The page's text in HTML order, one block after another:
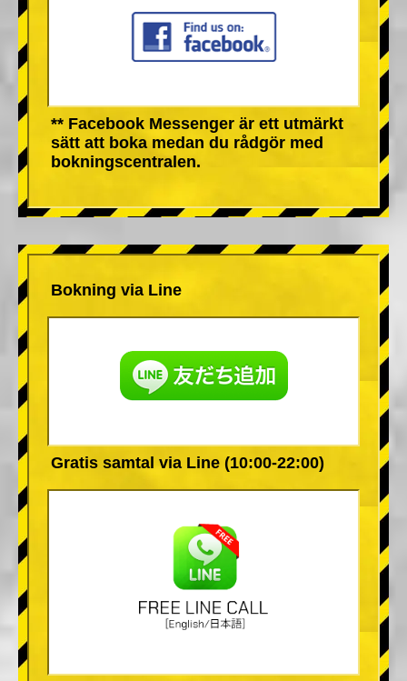
** Facebook Messenger är ett utmärkt
sätt att boka medan du rådgör med
bokningscentralen.
Bokning via Line
Gratis samtal via Line (10:00-22:00)